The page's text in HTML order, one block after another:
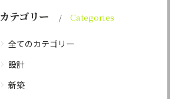
カテゴリー Categories
全てのカテゴリー
設計
新築